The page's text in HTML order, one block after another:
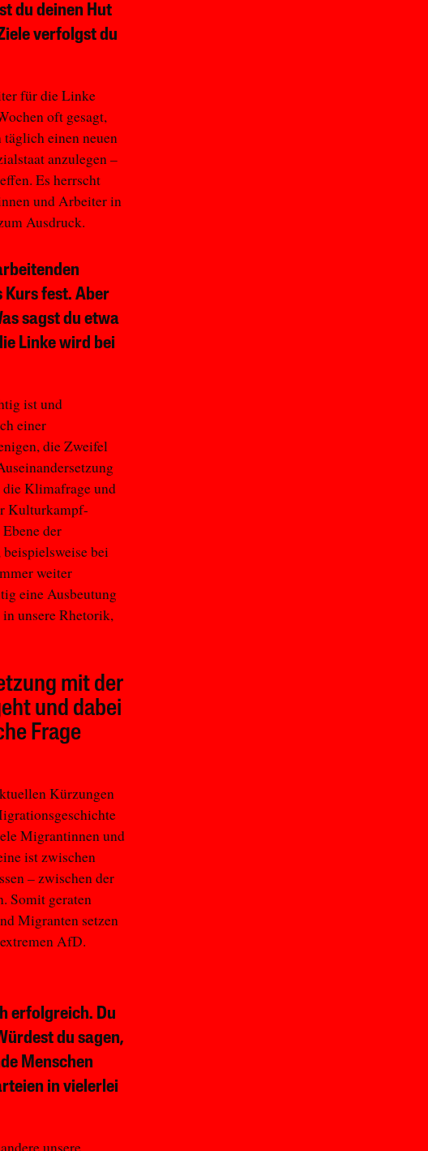
du deinen Hut
verfolgst du
für die Linke
oft gesagt,
einen neuen
anzulegen –
Es herrscht
und Arbeiter in
Ausdruck.
Kurs fest. Aber
sagst du etwa
Linke wird bei
ist und
einer
die Zweifel
Klimafrage und
Kulturkampf-
der
bei
weiter
eine Ausbeutung
unsere Rhetorik,
mit der
und dabei
Frage
Kürzungen
Migrantinnen und
ist zwischen
– zwischen der
Somit geraten
Migranten setzen
AfD.
erfolgreich. Du
du sagen,
Menschen
in vielerlei
unsere